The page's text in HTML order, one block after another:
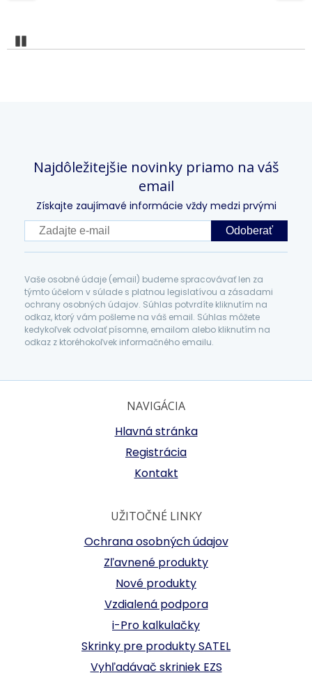
Najdôležitejšie novinky priamo na váš
email
Získajte zaujímavé informácie vždy medzi prvými
Odoberať
Vaše osobné údaje (email) budeme spracovávať len za
týmto účelom v súlade s platnou legislatívou a zásadami
ochrany osobných údajov. Súhlas potvrdíte kliknutím na
odkaz, ktorý vám pošleme na váš email. Súhlas môžete
kedykoľvek odvolať písomne, emailom alebo kliknutím na
odkaz z ktoréhokoľvek informačného emailu.
NAVIGÁCIA
Hlavná stránka
Registrácia
Kontakt
UŽITOČNÉ LINKY
Ochrana osobných údajov
Zľavnené produkty
Nové produkty
Vzdialená podpora
i-Pro kalkulačky
Skrinky pre produkty SATEL
Vyhľadávač skriniek EZS